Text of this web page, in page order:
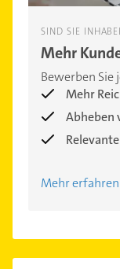
SIND SIE
Mehr
Bewerben Sie
Mehr
Abheben
Mehr erfahren